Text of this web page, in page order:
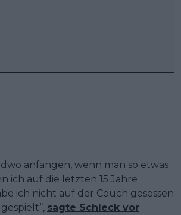
anfangen, wenn man so etwas
ich auf die letzten 15 Jahre
ich nicht auf der Couch gesessen
sagte Schleck vor